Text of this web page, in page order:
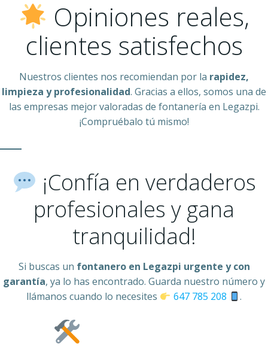
Opiniones reales,
clientes satisfechos
Nuestros clientes nos recomiendan por la rapidez,
limpieza y profesionalidad. Gracias a ellos, somos una de
las empresas mejor valoradas de fontanería en Legazpi.
¡Compruébalo tú mismo!
¡Confía en verdaderos
profesionales y gana
tranquilidad!
Si buscas un fontanero en Legazpi urgente y con
garantía, ya lo has encontrado. Guarda nuestro número y
llámanos cuando lo necesites
647 785 208 .